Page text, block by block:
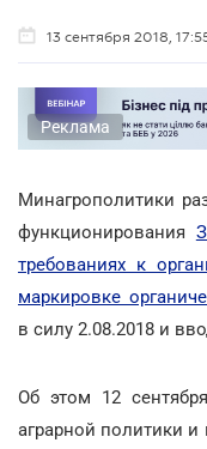
13 сентября 2018,
Реклама
Минагрополитики
функционирования
требованиях к
маркировке
в силу 2.08.2018 и
Об этом 12
аграрной политики